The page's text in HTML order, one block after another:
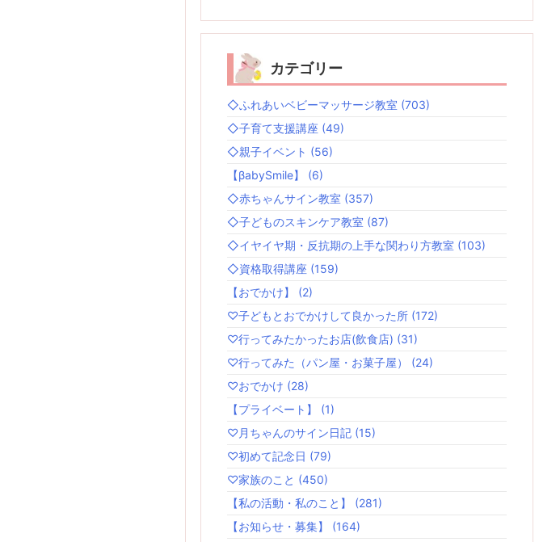
カテゴリー
◇ふれあいベビーマッサージ教室 (703)
◇子育て支援講座 (49)
◇親子イベント (56)
【βabySmile】 (6)
◇赤ちゃんサイン教室 (357)
◇子どものスキンケア教室 (87)
◇イヤイヤ期・反抗期の上手な関わり方教室 (103)
◇資格取得講座 (159)
【おでかけ】 (2)
♡子どもとおでかけして良かった所 (172)
♡行ってみたかったお店(飲食店) (31)
♡行ってみた（パン屋・お菓子屋） (24)
♡おでかけ (28)
【プライベート】 (1)
♡月ちゃんのサイン日記 (15)
♡初めて記念日 (79)
♡家族のこと (450)
【私の活動・私のこと】 (281)
【お知らせ・募集】 (164)